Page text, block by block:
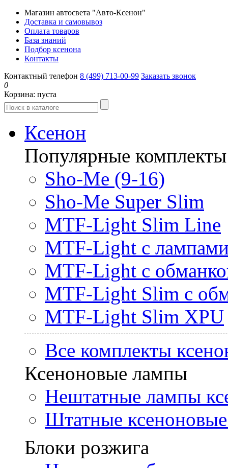
Магазин автосвета "Авто-Ксенон"
Доставка и самовывоз
Оплата товаров
База знаний
Подбор ксенона
Контакты
Контактный телефон 8 (499) 713-00-99 Заказать звонок
0
Корзина: пуста
Ксенон
Популярные комплекты
Sho-Me (9-16)
Sho-Me Super Slim
MTF-Light Slim Line
MTF-Light с
MTF-Light с
MTF-Light Slim с
MTF-Light Slim XPU
Все комплекты
Ксеноновые лампы
Нештатные лампы
Штатные
Блоки розжига